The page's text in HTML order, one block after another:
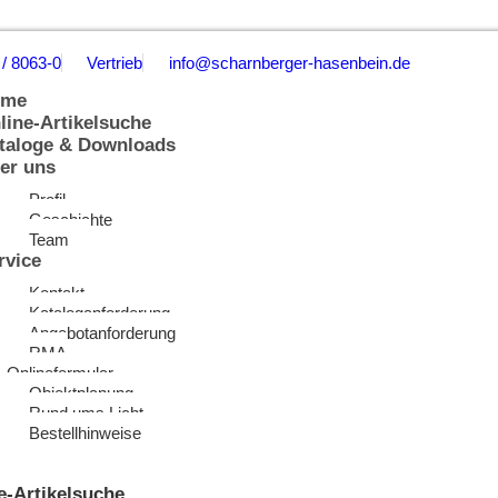
8063-0 Vertrieb info@scharnberger-hasenbein.de
Artikelsuche
& Downloads
uns
Profil
Geschichte
Team
Kontakt
Kataloganforderung
Angebotanforderung
RMA
Onlineformular
Objektplanung
Rund ums Licht
Bestellhinweise